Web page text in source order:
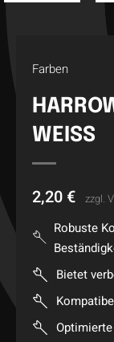
Farben
WEISS
2,20 € zzgl.
Robuste
Bietet